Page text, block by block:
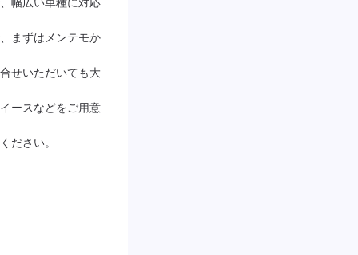
まずはメンテモか
せいただいても大
ースなどをご用意
ださい。